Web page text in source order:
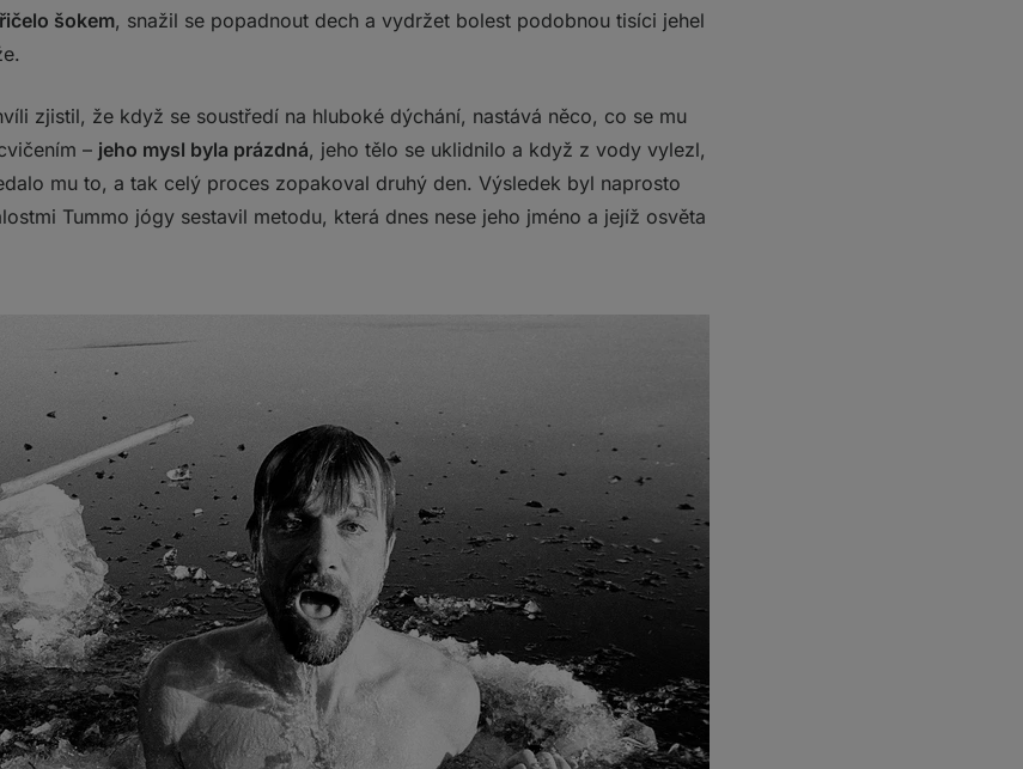
šokem, snažil se popadnout dech a vydržet bolest podobnou tisíci jehel
zjistil, že když se soustředí na hluboké dýchání, nastává něco, co se mu
– jeho mysl byla prázdná, jeho tělo se uklidnilo a když z vody vylezl,
mu to, a tak celý proces zopakoval druhý den. Výsledek byl naprosto
Tummo jógy sestavil metodu, která dnes nese jeho jméno a jejíž osvěta